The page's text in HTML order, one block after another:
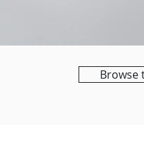
Browse